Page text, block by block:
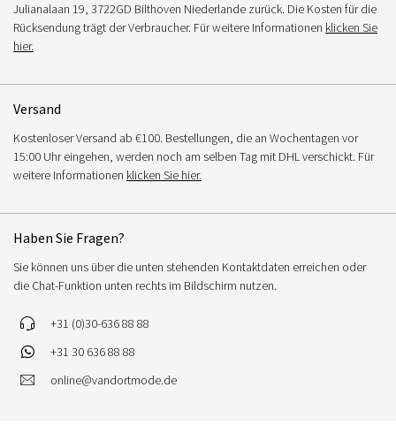
Julianalaan 19, 3722GD Bilthoven Niederlande zurück. Die Kosten für die
Rücksendung trägt der Verbraucher. Für weitere Informationen klicken Sie
hier.
Versand
Kostenloser Versand ab €100. Bestellungen, die an Wochentagen vor
15:00 Uhr eingehen, werden noch am selben Tag mit DHL verschickt. Für
weitere Informationen klicken Sie hier.
Haben Sie Fragen?
Sie können uns über die unten stehenden Kontaktdaten erreichen oder
die Chat-Funktion unten rechts im Bildschirm nutzen.
+31 (0)30-636 88 88
+31 30 636 88 88
online@vandortmode.de